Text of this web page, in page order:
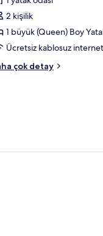
2 kişilik
1 büyük (Queen) Boy
Ücretsiz kablosuz internet
çok detay